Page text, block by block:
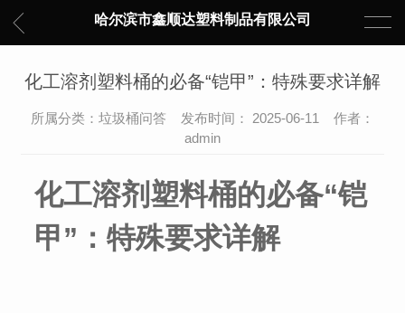
哈尔滨市鑫顺达塑料制品有限公司
化工溶剂塑料桶的必备“铠甲”：特殊要求详解
所属分类：垃圾桶问答 发布时间： 2025-06-11 作者：
admin
化工溶剂塑料桶的必备“铠
甲”：特殊要求详解